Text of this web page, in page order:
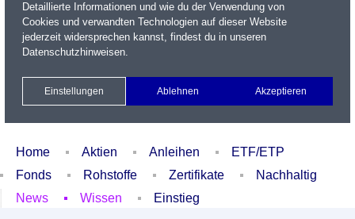
Name / WKN / ISIN / Kürzel
Xetra Realtime
Watchlist Portfolio Login
Home Aktien Anleihen
ETF/ETP
Fonds
Rohstoffe Zertifikate
Nachhaltig
News
Wissen Einstieg
Detaillierte Informationen und wie du der Verwendung von
Cookies und verwandten Technologien auf dieser Website
jederzeit widersprechen kannst, findest du in unseren
Datenschutzhinweisen.
Einstellungen Ablehnen Akzeptieren